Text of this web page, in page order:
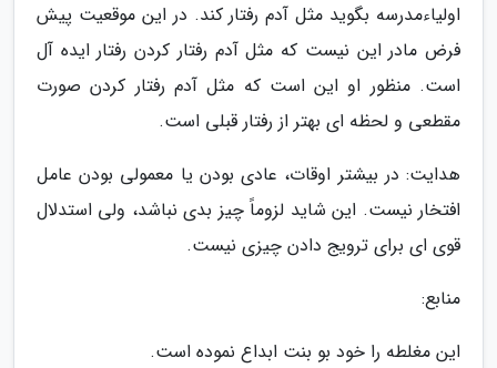
اولیاءمدرسه بگوید مثل آدم رفتار کند. در این موقعیت پیش
فرض مادر این نیست که مثل آدم رفتار کردن رفتار ایده آل
است. منظور او این است که مثل آدم رفتار کردن صورت
مقطعی و لحظه ای بهتر از رفتار قبلی است.
هدایت: در بیشتر اوقات، عادی بودن یا معمولی بودن عامل
افتخار نیست. این شاید لزوماً چیز بدی نباشد، ولی استدلال
قوی ای برای ترویج دادن چیزی نیست.
منابع:
این مغلطه را خود بو بنت ابداع نموده است.